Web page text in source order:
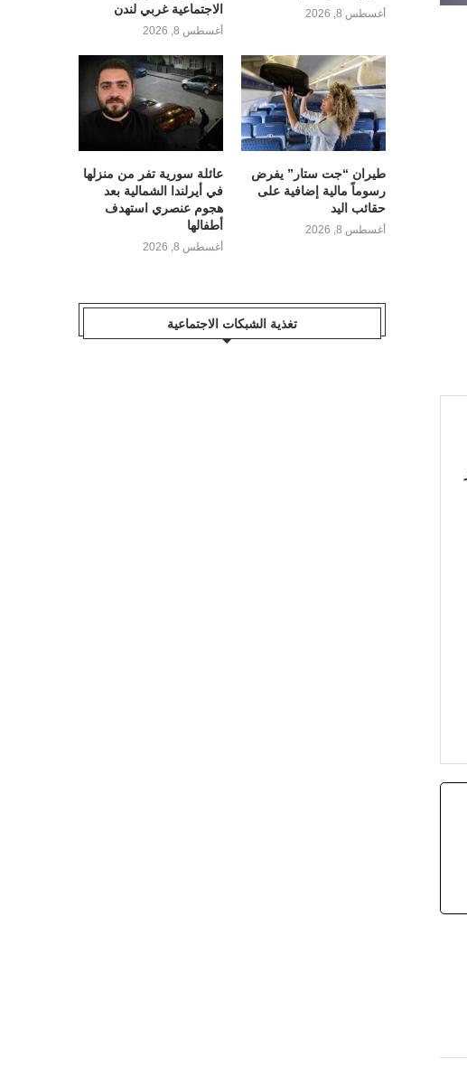
أغسطس 8, 2026
الاجتماعية غربي لندن
أغسطس 8, 2026
طيران “جت ستار” يفرض
رسوماً مالية إضافية على
حقائب اليد
أغسطس 8, 2026
عائلة سورية تفر من منزلها
في أيرلندا الشمالية بعد
هجوم عنصري استهدف
أطفالها
أغسطس 8, 2026
تغذية الشبكات الاجتماعية